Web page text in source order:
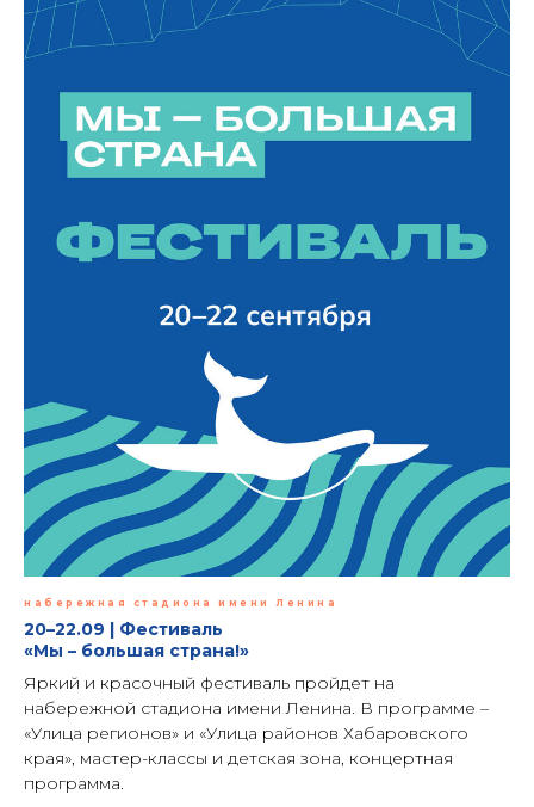
набережная стадиона имени Ленина
20–22.09 | Фестиваль
«Мы – большая страна!»
Яркий и красочный фестиваль пройдет на
набережной стадиона имени Ленина. В программе –
«Улица регионов» и «Улица районов Хабаровского
края», мастер-классы и детская зона, концертная
программа.